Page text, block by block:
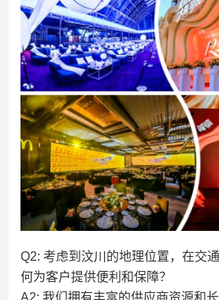
Q2: 考虑到汶川的地理位置，在交
何为客户提供便利和保障？